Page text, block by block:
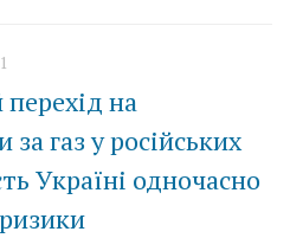
на
за газ у російських
Україні одночасно